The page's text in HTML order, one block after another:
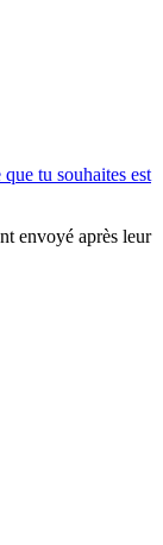
tu souhaites est
envoyé après leur